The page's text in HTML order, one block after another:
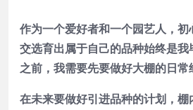
作为一个爱好者和一个园艺人，
交选育出属于自己的品种始终是
之前，我需要先要做好大棚的日常
在未来要做好引进品种的计划，